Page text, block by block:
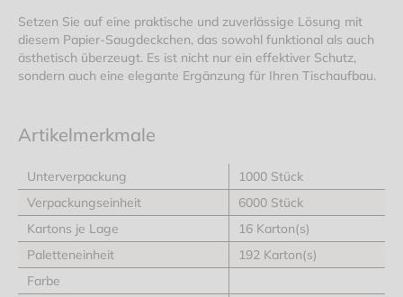
Setzen Sie auf eine praktische und zuverlässige Lösung mit
diesem Papier-Saugdeckchen, das sowohl funktional als auch
ästhetisch überzeugt. Es ist nicht nur ein effektiver Schutz,
sondern auch eine elegante Ergänzung für Ihren Tischaufbau.
Artikelmerkmale
Unterverpackung
1000 Stück
Verpackungseinheit
6000 Stück
Kartons je Lage
16 Karton(s)
Paletteneinheit
192 Karton(s)
Farbe